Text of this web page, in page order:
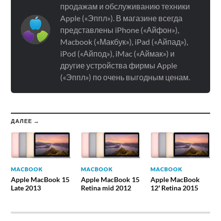
продажам и обслуживанию техники
Apple («Эппл»). В магазине всегда
представлены iPhone («Айфон»),
Macbook («Макбук»), iPad («Айпад»),
iPod («Айпод»), iMac («Аймак») и
другие устройства фирмы Apple
(«Эппл») по очень выгодным ценам.
ДАЛЕЕ →
MACBOOK
Apple MacBook 15
Late 2013
MACBOOK
Apple MacBook 15
Retina mid 2012
MACBOOK
Apple MacBook
12′ Retina 2015